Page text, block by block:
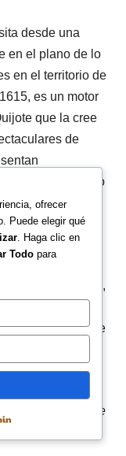
desde una
en el plano de lo
en el territorio de
es un motor
que la cree
de
del mago
Panza en el
de dar
Dulcinea (I, 31),
halla en el
labradoras, que
pasar, que
ofrecer
Puede elegir qué
. Haga clic en
Todo para